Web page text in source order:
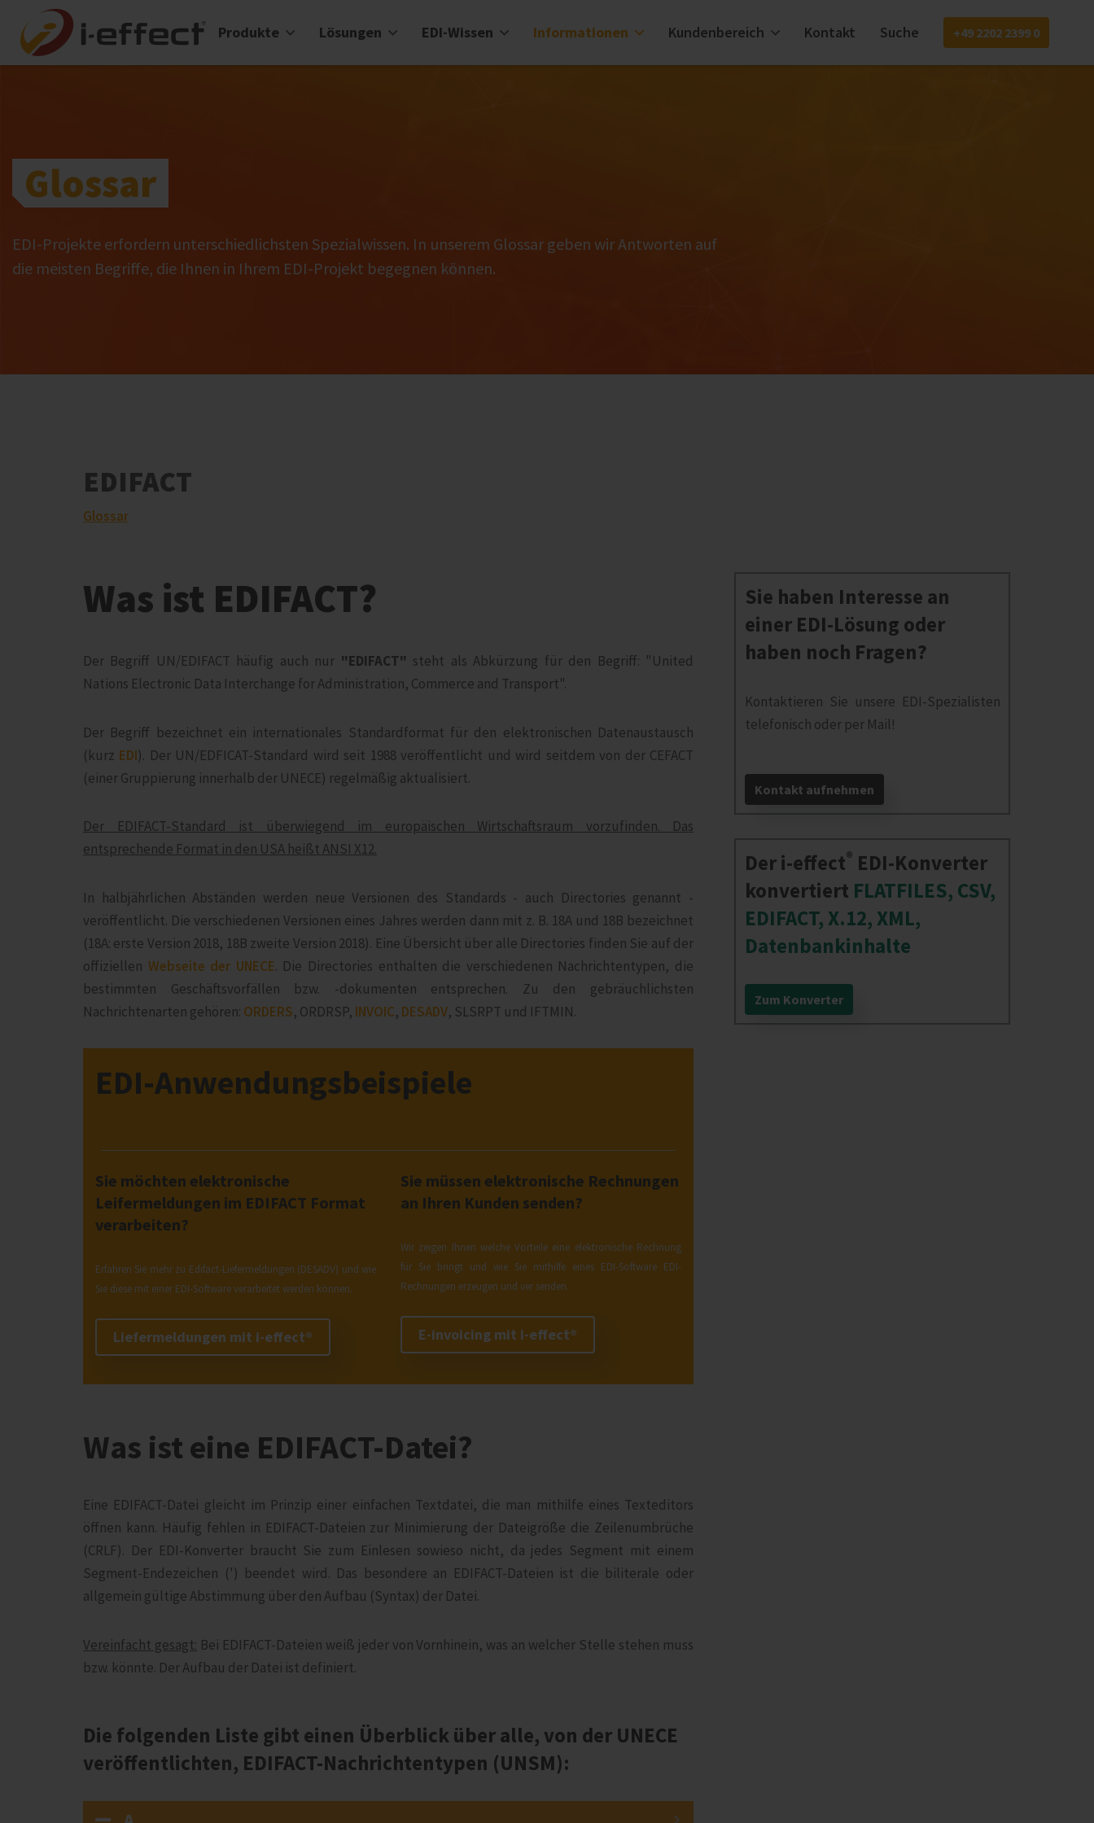
Produkte Lösungen EDI-Wissen Informationen Kundenbereich Kontakt Suche +49 2202 2399 0
Glossar
EDI-Projekte erfordern unterschiedlichsten Spezialwissen. In unserem Glossar geben wir Antworten auf
die meisten Begriffe, die Ihnen in Ihrem EDI-Projekt begegnen können.
EDIFACT
Glossar
Was ist EDIFACT?
Der Begriff UN/EDIFACT häufig auch nur "EDIFACT" steht als Abkürzung für den Begriff: "United
Nations Electronic Data Interchange for Administration, Commerce and Transport".
Der Begriff bezeichnet ein internationales Standardformat für den elektronischen Datenaustausch
(kurz EDI). Der UN/EDFICAT-Standard wird seit 1988 veröffentlicht und wird seitdem von der CEFACT
(einer Gruppierung innerhalb der UNECE) regelmäßig aktualisiert.
Der EDIFACT-Standard ist überwiegend im europäischen Wirtschaftsraum vorzufinden. Das
entsprechende Format in den USA heißt ANSI X12.
In halbjährlichen Abständen werden neue Versionen des Standards - auch Directories genannt -
veröffentlicht. Die verschiedenen Versionen eines Jahres werden dann mit z. B. 18A und 18B bezeichnet
(18A: erste Version 2018, 18B zweite Version 2018). Eine Übersicht über alle Directories finden Sie auf der
offiziellen Webseite der UNECE. Die Directories enthalten die verschiedenen Nachrichtentypen, die
bestimmten Geschäftsvorfällen bzw. -dokumenten entsprechen. Zu den gebräuchlichsten
Nachrichtenarten gehören: ORDERS, ORDRSP, INVOIC, DESADV, SLSRPT und IFTMIN.
EDI-Anwendungsbeispiele
Sie möchten elektronische
Leifermeldungen im EDIFACT Format
verarbeiten?
Erfahren Sie mehr zu Edifact-Liefermeldungen (DESADV) und wie
Sie diese mit einer EDI-Software verarbeitet werden können.
Liefermeldungen mit i‑effect®
Sie müssen elektronische Rechnungen
an Ihren Kunden senden?
Wir zeigen Ihnen welche Vorteile eine elektronische Rechnung
für Sie bringt und wie Sie mithilfe eines EDI-Software EDI-
Rechnungen erzeugen und ver senden.
E-invoicing mit i‑effect®
Was ist eine EDIFACT-Datei?
Eine EDIFACT-Datei gleicht im Prinzip einer einfachen Textdatei, die man mithilfe eines Texteditors
öffnen kann. Häufig fehlen in EDIFACT-Dateien zur Minimierung der Dateigröße die Zeilenumbrüche
(CRLF). Der EDI-Konverter braucht Sie zum Einlesen sowieso nicht, da jedes Segment mit einem
Segment-Endezeichen (') beendet wird. Das besondere an EDIFACT-Dateien ist die biliterale oder
allgemein gültige Abstimmung über den Aufbau (Syntax) der Datei.
Vereinfacht gesagt: Bei EDIFACT-Dateien weiß jeder von Vornhinein, was an welcher Stelle stehen muss
bzw. könnte. Der Aufbau der Datei ist definiert.
Die folgenden Liste gibt einen Überblick über alle, von der UNECE
veröffentlichten, EDIFACT-Nachrichtentypen (UNSM):
Sie haben Interesse an
einer EDI-Lösung oder
haben noch Fragen?
Kontaktieren Sie unsere EDI-Spezialisten
telefonisch oder per Mail!
Kontakt aufnehmen
Der i‑effect® EDI-Konverter
konvertiert FLATFILES, CSV,
EDIFACT, X.12, XML,
Datenbankinhalte
Zum Konverter